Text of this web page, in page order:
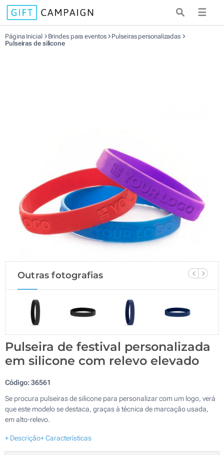
☰
Página Inicial Brindes para eventos
Pulseiras personalizadas
Pulseiras de silicone
Outras fotografias
Pulseira de festival personalizada
em silicone com relevo elevado
Código:36561
Se procura pulseiras de silicone para personalizar com um logo, verá
que este modelo se destaca, graças à técnica de marcação usada,
em alto-relevo.
+ Descrição+ Características